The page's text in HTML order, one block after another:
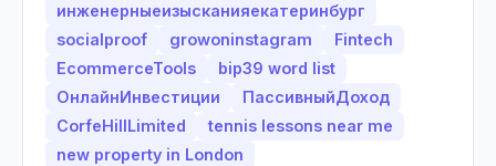
инженерныеизысканияекатеринбург
socialproof
growoninstagram
Fintech
EcommerceTools
bip39 word list
ОнлайнИнвестиции
ПассивныйДоход
CorfeHillLimited
tennis lessons near me
new property in London